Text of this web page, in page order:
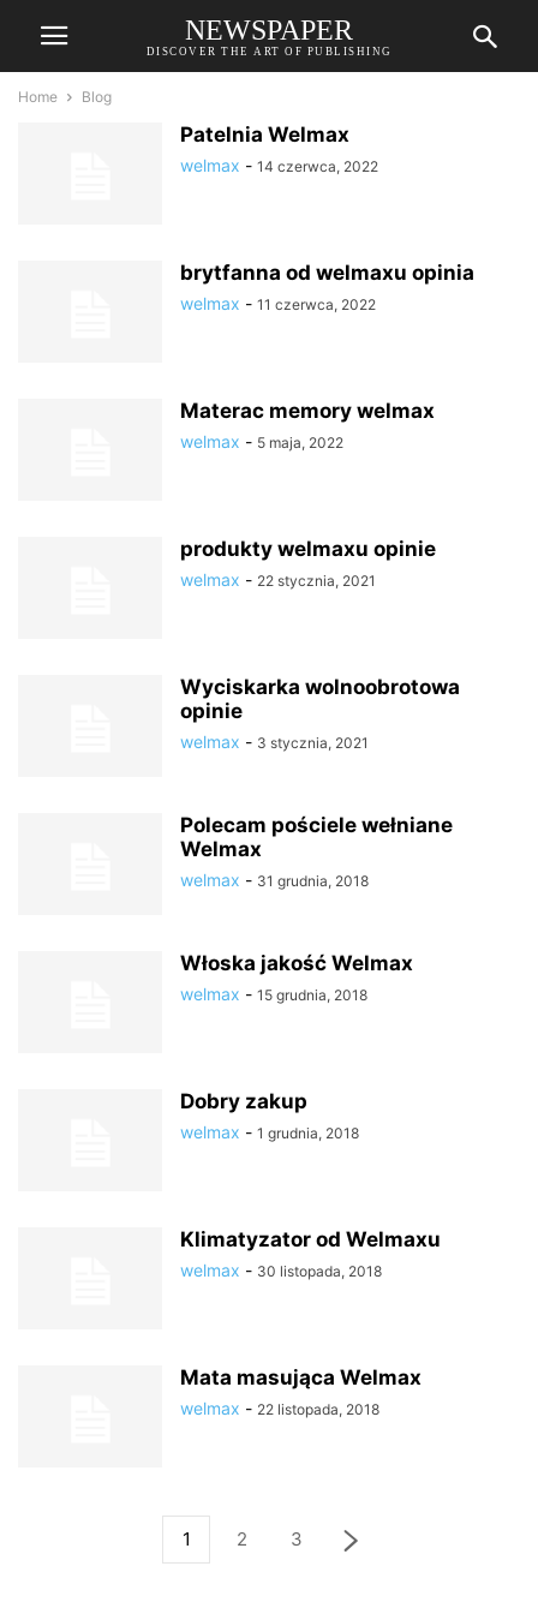
NEWSPAPER
DISCOVER THE ART OF PUBLISHING
Home Blog
Patelnia Welmax
welmax - 14 czerwca, 2022
brytfanna od welmaxu opinia
welmax - 11 czerwca, 2022
Materac memory welmax
welmax - 5 maja, 2022
produkty welmaxu opinie
welmax - 22 stycznia, 2021
Wyciskarka wolnoobrotowa
opinie
welmax - 3 stycznia, 2021
Polecam pościele wełniane
Welmax
welmax - 31 grudnia, 2018
Włoska jakość Welmax
welmax - 15 grudnia, 2018
Dobry zakup
welmax - 1 grudnia, 2018
Klimatyzator od Welmaxu
welmax - 30 listopada, 2018
Mata masująca Welmax
welmax - 22 listopada, 2018
1 2 3